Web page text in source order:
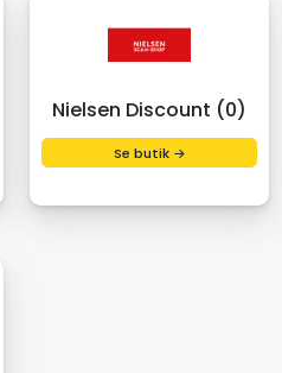
Nielsen Discount (0)
Se butik →